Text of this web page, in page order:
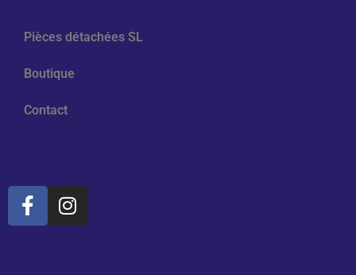
Pièces détachées SL
Boutique
Contact